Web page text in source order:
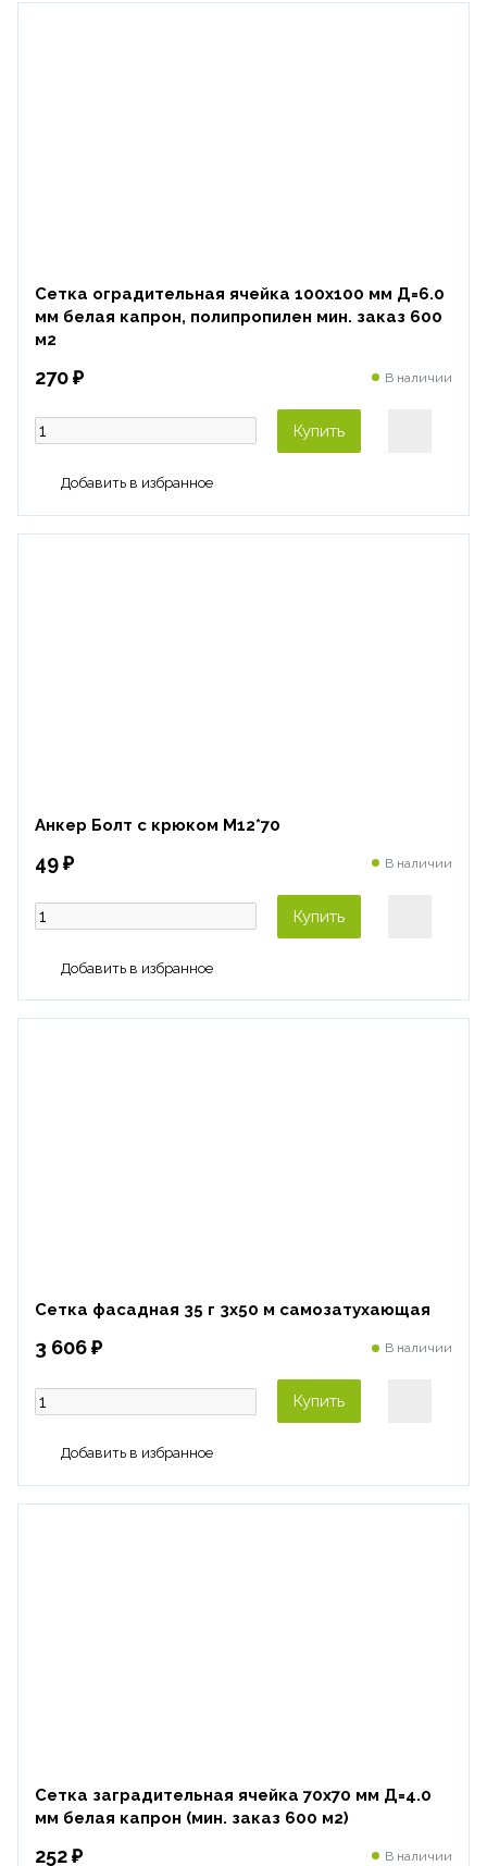
Сетка оградительная ячейка 100х100 мм Д=6.0
мм белая капрон, полипропилен мин. заказ 600
м2
270 ₽ В наличии
Купить
Анкер Болт с крюком М12*70
49 ₽ В наличии
Купить
Сетка фасадная 35 г 3х50 м самозатухающая
3 606 ₽ В наличии
Купить
Сетка заградительная ячейка 70х70 мм Д=4.0
мм белая капрон (мин. заказ 600 м2)
252 ₽ В наличии